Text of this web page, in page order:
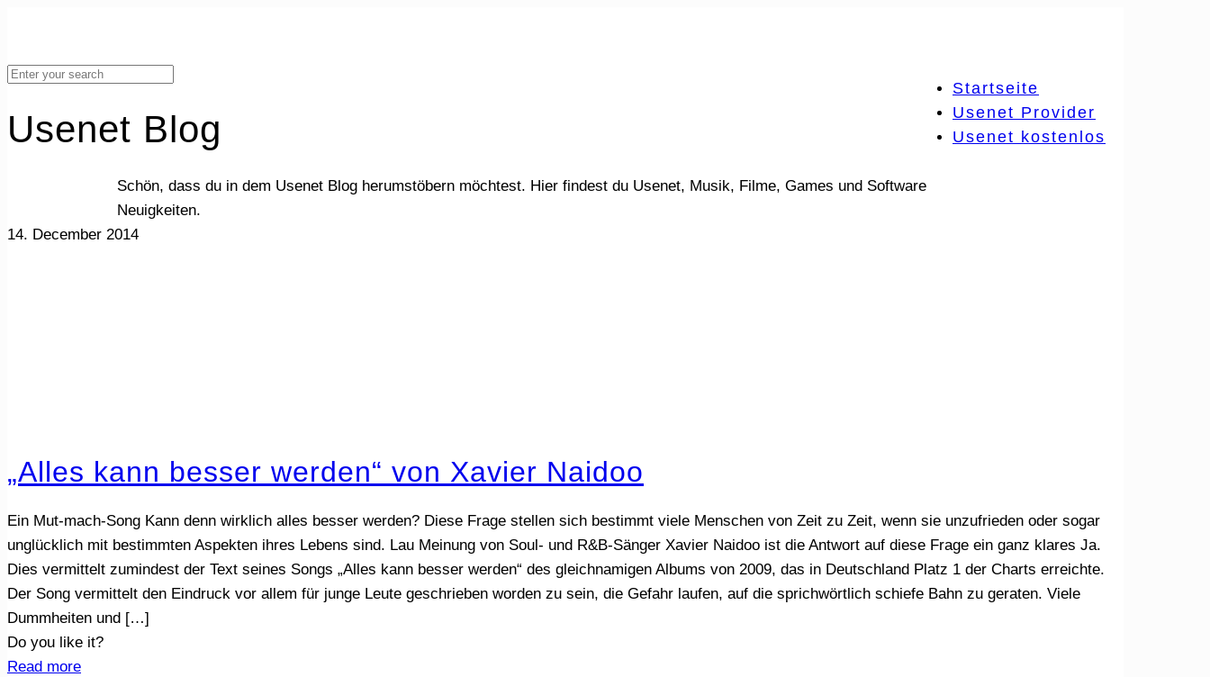
Startseite
Usenet Provider
Usenet kostenlos
Usenet Blog
Schön, dass du in dem Usenet Blog herumstöbern möchtest. Hier findest du Usenet, Musik, Filme, Games und Software
Neuigkeiten.
14. December 2014
„Alles kann besser werden“ von Xavier Naidoo
Ein Mut-mach-Song Kann denn wirklich alles besser werden? Diese Frage stellen sich bestimmt viele Menschen von Zeit zu Zeit, wenn sie unzufrieden oder sogar
unglücklich mit bestimmten Aspekten ihres Lebens sind. Lau Meinung von Soul- und R&B-Sänger Xavier Naidoo ist die Antwort auf diese Frage ein ganz klares Ja.
Dies vermittelt zumindest der Text seines Songs „Alles kann besser werden“ des gleichnamigen Albums von 2009, das in Deutschland Platz 1 der Charts erreichte.
Der Song vermittelt den Eindruck vor allem für junge Leute geschrieben worden zu sein, die Gefahr laufen, auf die sprichwörtlich schiefe Bahn zu geraten. Viele
Dummheiten und […]
Do you like it?
Read more